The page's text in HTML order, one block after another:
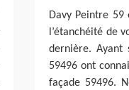
Davy Peintre
l’étanchéité de
dernière. Ayant
59496 ont
façade 59496.